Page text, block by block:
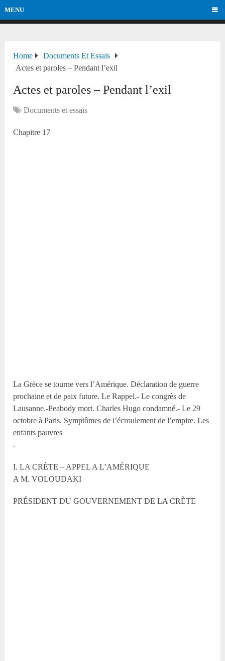
MENU
Home
Documents Et Essais
Actes et paroles – Pendant l’exil
Actes et paroles – Pendant l’exil
Documents et essais
Chapitre 17
La Grèce se tourne vers l’Amérique. Déclaration de guerre
prochaine et de paix future. Le Rappel.- Le congrès de
Lausanne.-Peabody mort. Charles Hugo condamné.- Le 29
octobre à Paris. Symptômes de l’écroulement de l’empire. Les
enfants pauvres
.
I. LA CRÈTE – APPEL A L’AMÉRIQUE
A M. VOLOUDAKI
PRÉSIDENT DU GOUVERNEMENT DE LA CRÈTE